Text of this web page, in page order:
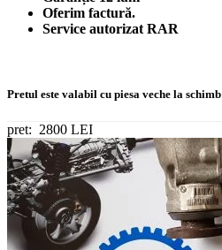
Oferim factură.
Service autorizat RAR
Pretul este valabil cu piesa veche la schimb
pret: 2800 LEI